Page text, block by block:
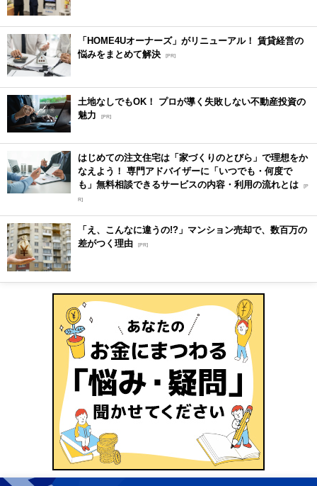
「HOME4Uオーナーズ」がリニューアル！ 賃貸経営の
悩みをまとめて解決 [PR]
土地なしでもOK！ プロが導く失敗しない不動産投資の
魅力
[PR]
はじめての注文住宅は「家づくりのとびら」で理想をか
なえよう！ 専門アドバイザーに「いつでも・何度で
も」無料相談できるサービスの内容・利用の流れとは [P
R]
「え、こんなに違うの!?」マンション売却で、数百万の
差がつく理由 [PR]